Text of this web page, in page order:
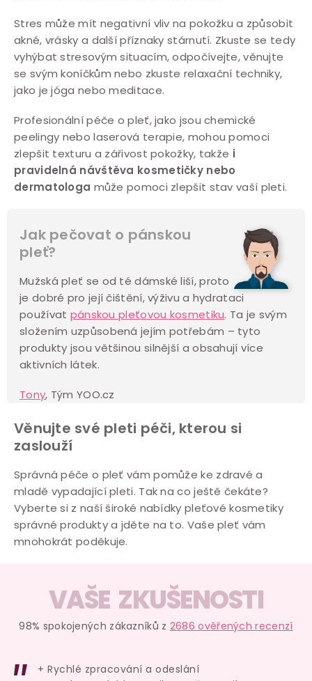
Stres může mít negativní vliv na pokožku a způsobit
akné, vrásky a další příznaky stárnutí. Zkuste se tedy
vyhýbat stresovým situacím, odpočívejte, věnujte
se svým koníčkům nebo zkuste relaxační techniky,
jako je jóga nebo meditace.
Profesionální péče o pleť, jako jsou chemické
peelingy nebo laserová terapie, mohou pomoci
zlepšit texturu a zářivost pokožky, takže i
pravidelná návštěva kosmetičky nebo
dermatologa může pomoci zlepšit stav vaší pleti.
Jak pečovat o pánskou
pleť?
Mužská pleť se od té dámské liší, proto
je dobré pro její čištění, výživu a hydrataci
používat pánskou pleťovou kosmetiku. Ta je svým
složením uzpůsobená jejím potřebám – tyto
produkty jsou většinou silnější a obsahují více
aktivních látek.
Tony, Tým YOO.cz
Věnujte své pleti péči, kterou si
zaslouží
Správná péče o pleť vám pomůže ke zdravé a
mladě vypadající pleti. Tak na co ještě čekáte?
Vyberte si z naší široké nabídky pleťové kosmetiky
správné produkty a jděte na to. Vaše pleť vám
mnohokrát poděkuje.
VAŠE ZKUŠENOSTI
98% spokojených zákazníků z 2686 ověřených recenzí
+ Rychlé zpracování a odeslání